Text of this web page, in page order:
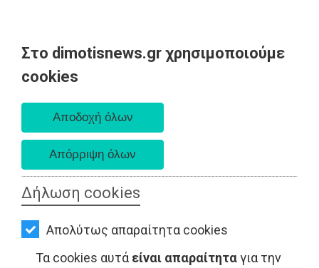
Στο dimotisnews.gr χρησιμοποιούμε
cookies
Δήλωση cookies
Απολύτως απαραίτητα cookies
Τα cookies αυτά είναι απαραίτηταγια την
AΡΧΙΚΗ
ΕΙΔΗΣΕΙΣ
ΠΟΛΙΤΙΚΗ
ΤΟΠΙΚΗ
ΑΥΤΟΔΙΟΙΚΗΣΗ
ΟΙΚΟΝΟΜΙΑ
ΑΘΛΗΤΙΣΜΟΣ
ΕΙΔΗΣΕΙΣ - Μαραθώνας